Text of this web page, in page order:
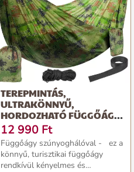
TEREPMINTÁS,
ULTRAKÖNNYŰ,
HORDOZHATÓ FÜGGŐÁGY
TÁROLÓZSÁKBAN,
SZÚNYOGHÁLÓVAL -
260X140 CM (BB-10149)
12 990 Ft
Függőágy szúnyoghálóval - ez a
könnyű, turisztikai függőágy
rendkívül kényelmes és